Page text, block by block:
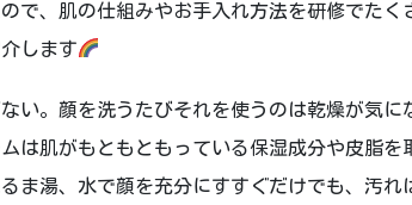
で、肌の仕組みやお手入れ方法を研修でたく
します
い。顔を洗うたびそれを使うのは乾燥が気に
は肌がもともともっている保湿成分や皮脂を
ま湯、水で顔を充分にすすぐだけでも、汚れ